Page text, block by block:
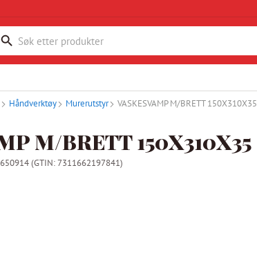
Håndverktøy Murerutstyr VASKESVAMP M/BRETT 150X310X35
M/BRETT 150X310X35
(GTIN: 7311662197841)